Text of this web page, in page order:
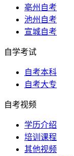
亳州自考
池州自考
宣城自考
自学考试
自考本科
自考大专
自考视频
学历介绍
培训课程
其他视频